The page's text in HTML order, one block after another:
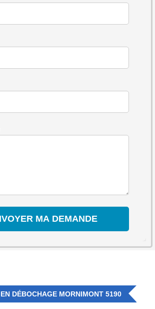
DÉBOCHAGE MORNIMONT 5190